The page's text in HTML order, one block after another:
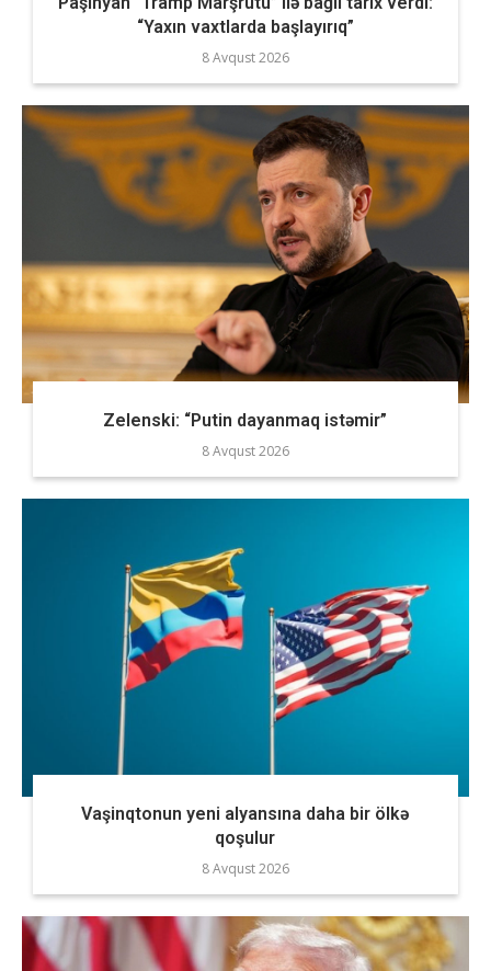
“Yaxın vaxtlarda başlayırıq”
8 Avqust 2026
Zelenski: “Putin dayanmaq istəmir”
8 Avqust 2026
Vaşinqtonun yeni alyansına daha bir ölkə
qoşulur
8 Avqust 2026